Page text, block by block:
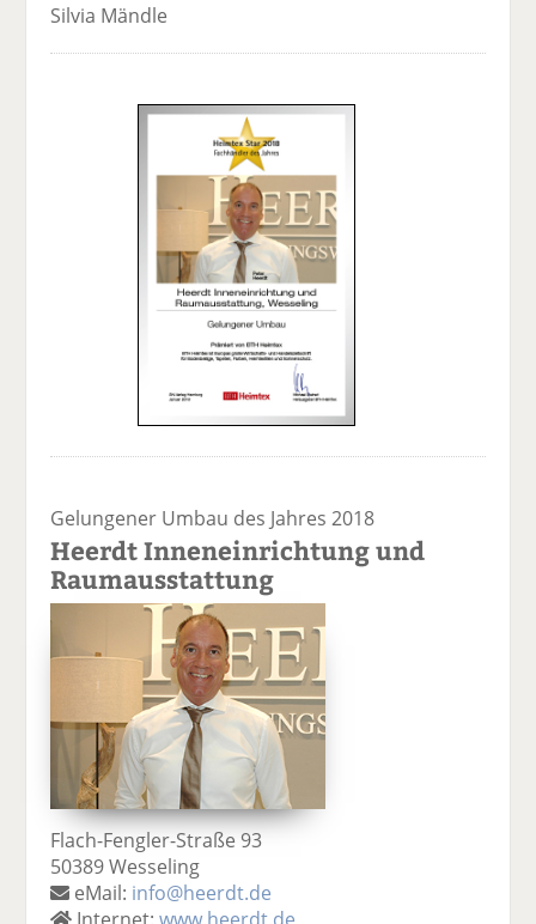
Silvia Mändle
Gelungener Umbau des Jahres 2018
Heerdt Inneneinrichtung und
Raumausstattung
Flach-Fengler-Straße 93
50389 Wesseling
eMail: info@heerdt.de